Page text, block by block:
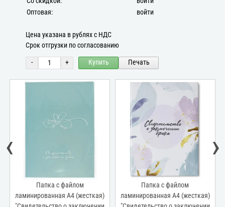
Оптовая:
войти
Цена указана в рублях с НДС
Срок отгрузки по согласованию
- + Купить Печать
Папка с файлом
ламинированная А4 (жесткая)
Папка с файлом
ламинированная А4 (жесткая)
‹ ›